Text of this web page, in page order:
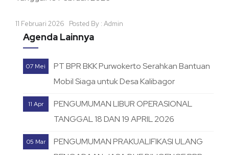
11 Februari 2026 Posted By : Admin
Agenda Lainnya
07 Mei
PT BPR BKK Purwokerto Serahkan Bantuan
Mobil Siaga untuk Desa Kalibagor
11 Apr
PENGUMUMAN LIBUR OPERASIONAL
TANGGAL 18 DAN 19 APRIL 2026
05 Mar
PENGUMUMAN PRAKUALIFIKASI ULANG